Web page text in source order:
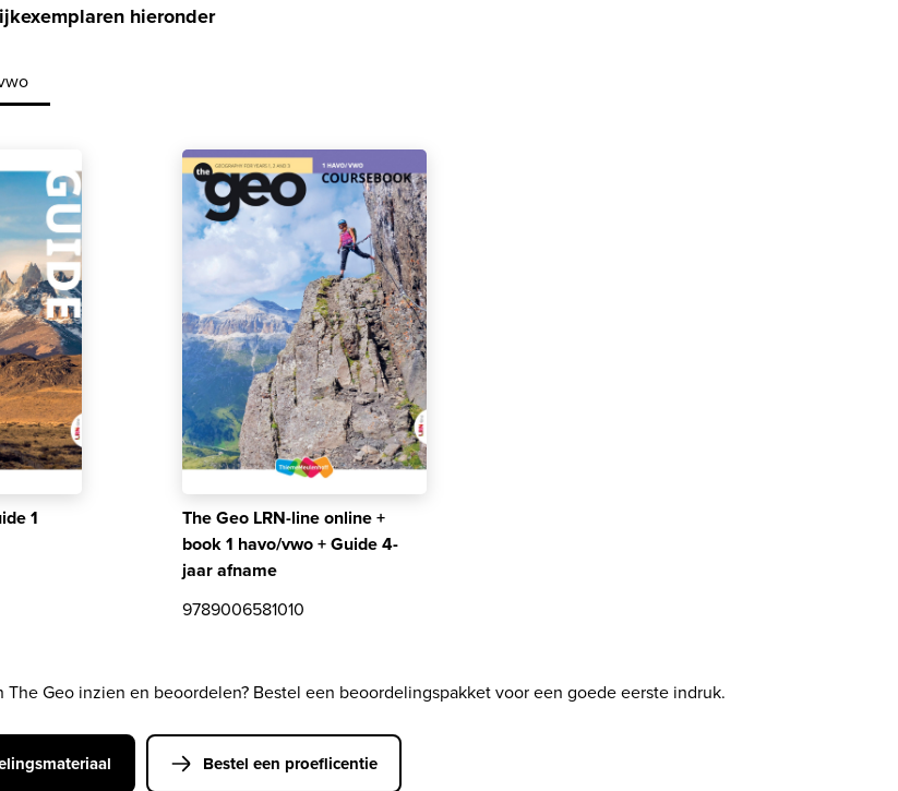
hieronder
1
The Geo LRN-line online +
book 1 havo/vwo + Guide 4-
jaar afname
9789006581010
The Geo inzien en beoordelen? Bestel een beoordelingspakket voor een goede eerste indruk.
Bestel een proeflicentie